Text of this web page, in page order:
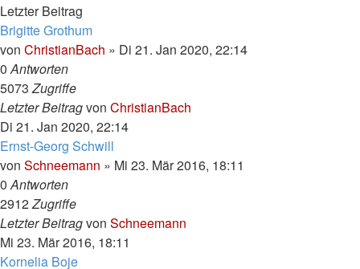
Letzter Beitrag
Brigitte Grothum
von ChristianBach » Di 21. Jan 2020, 22:14
0Antworten
5073Zugriffe
Letzter Beitragvon ChristianBach
Di 21. Jan 2020, 22:14
Ernst-Georg Schwill
von Schneemann » Mi 23. Mär 2016, 18:11
0Antworten
2912Zugriffe
Letzter Beitragvon Schneemann
Mi 23. Mär 2016, 18:11
Kornelia Boje